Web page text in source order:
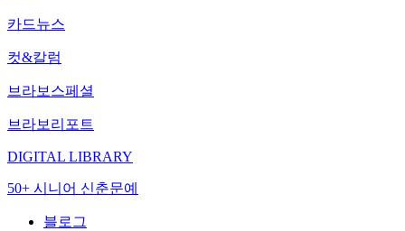
카드뉴스
컷&칼럼
브라보스페셜
브라보리포트
DIGITAL LIBRARY
50+ 시니어 신춘문예
블로그